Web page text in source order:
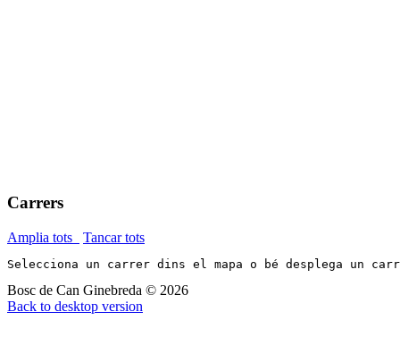
Carrers
Amplia tots Tancar tots
Selecciona un carrer dins el mapa o bé desplega un
Bosc de Can Ginebreda © 2026
Back to desktop version